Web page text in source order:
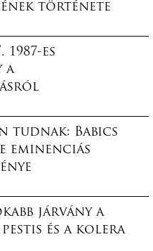
története
es
a
tudnak: Babics
eminenciás
járvány a
és a kolera